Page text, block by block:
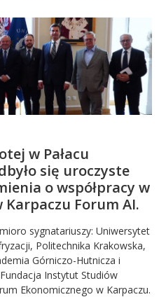
w Pałacu
się uroczyste
o współpracy w
Forum AI.
sygnatariuszy: Uniwersytet
Politechnika Krakowska,
Górniczo-Hutnicza i
Instytut Studiów
Ekonomicznego w Karpaczu.